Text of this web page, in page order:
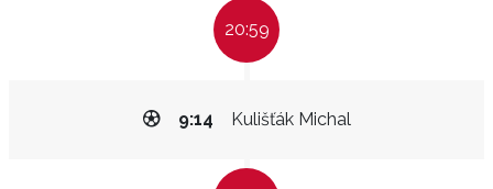
20:59
Kulišťák Michal
9:14